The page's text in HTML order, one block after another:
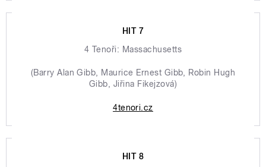
HIT 7
4 Tenoři: Massachusetts
(Barry Alan Gibb, Maurice Ernest Gibb, Robin Hugh
Gibb, Jiřina Fikejzová)
4tenori.cz
HIT 8